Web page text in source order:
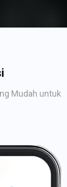
Mudah untuk